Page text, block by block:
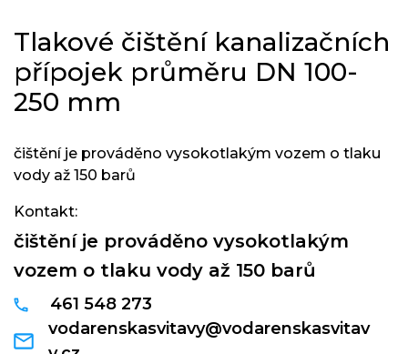
Tlakové čištění kanalizačních
přípojek průměru DN 100-
250 mm
čištění je prováděno vysokotlakým vozem o tlaku
vody až 150 barů
Kontakt:
čištění je prováděno vysokotlakým
vozem o tlaku vody až 150 barů
461 548 273
vodarenskasvitavy@vodarenskasvitav